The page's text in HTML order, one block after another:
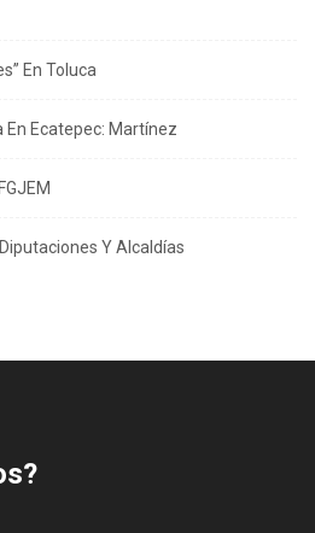
En Toluca
En Ecatepec: Martínez
Y Alcaldías